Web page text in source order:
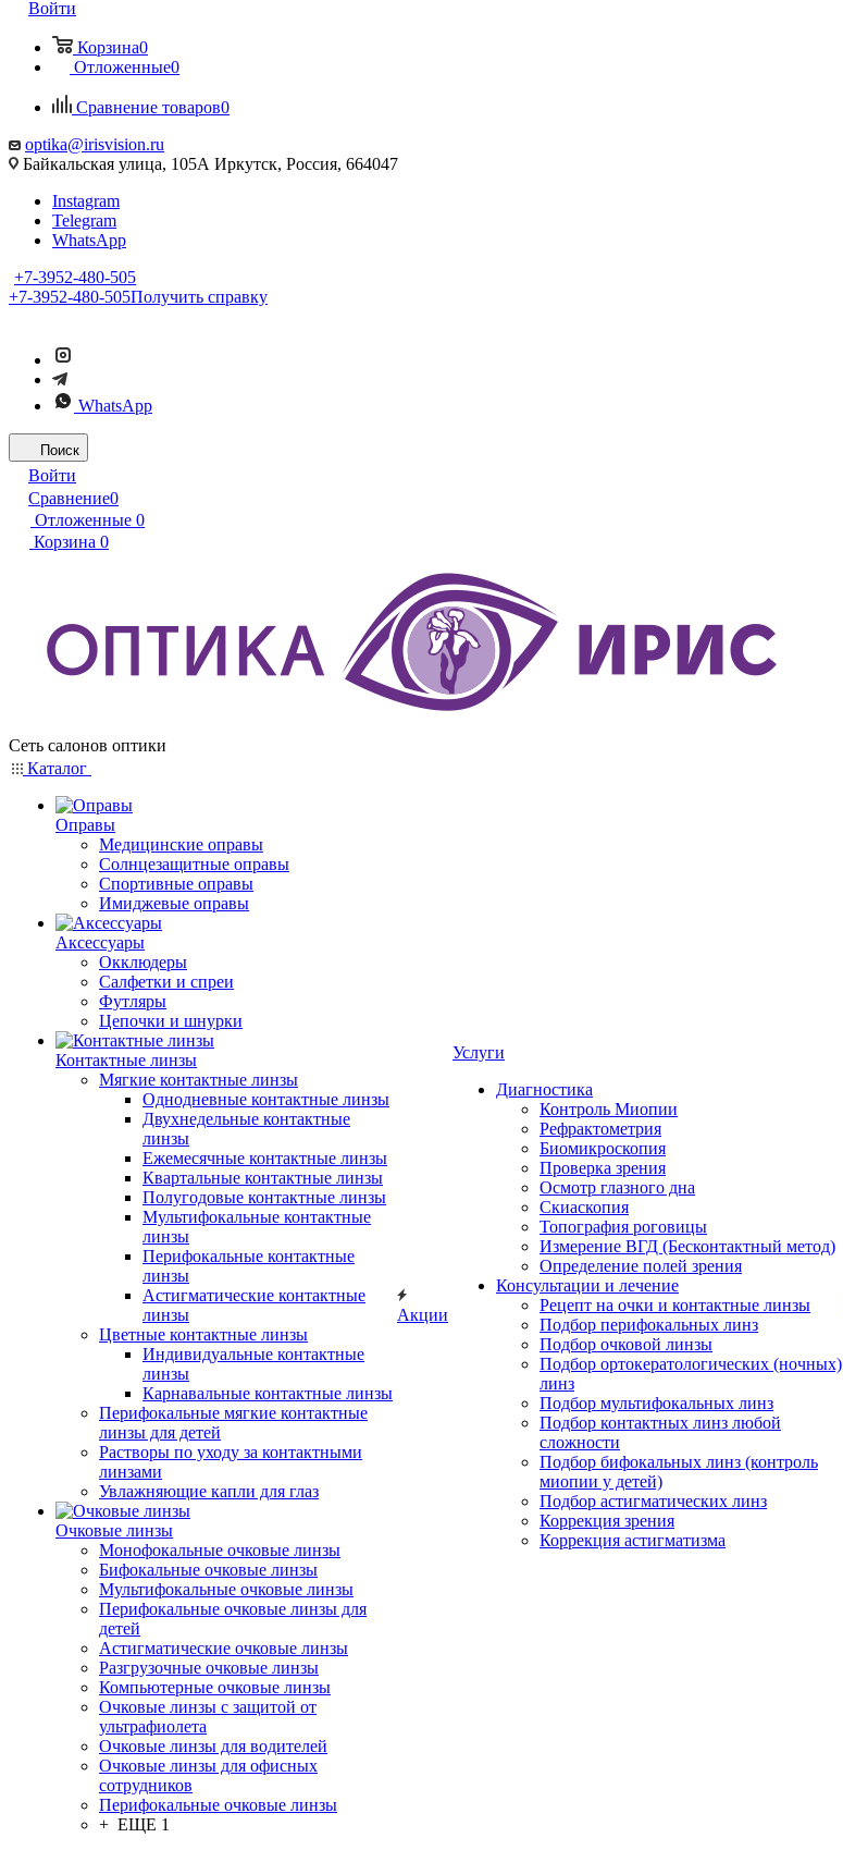
Войти
Корзина0
Отложенные0
Сравнение товаров0
optika@irisvision.ru
Байкальская улица, 105А Иркутск, Россия, 664047
Instagram
Telegram
WhatsApp
+7-3952-480-505
+7-3952-480-505Получить справку
WhatsApp
Поиск
Войти
Сравнение0
Отложенные 0
Корзина 0
Сеть салонов оптики
Каталог
Оправы
Медицинские оправы
Солнцезащитные оправы
Спортивные оправы
Имиджевые оправы
Аксессуары
Окклюдеры
Салфетки и спреи
Футляры
Цепочки и шнурки
Контактные линзы
Мягкие контактные линзы
Однодневные контактные линзы
Двухнедельные контактные
линзы
Ежемесячные контактные линзы
Квартальные контактные линзы
Полугодовые контактные линзы
Мультифокальные контактные
линзы
Перифокальные контактные
линзы
Астигматические контактные
линзы
Цветные контактные линзы
Индивидуальные контактные
линзы
Карнавальные контактные линзы
Перифокальные мягкие контактные
линзы для детей
Растворы по уходу за контактными
линзами
Увлажняющие капли для глаз
Очковые линзы
Монофокальные очковые линзы
Бифокальные очковые линзы
Мультифокальные очковые линзы
Перифокальные очковые линзы для
детей
Астигматические очковые линзы
Разгрузочные очковые линзы
Компьютерные очковые линзы
Очковые линзы с защитой от
ультрафиолета
Очковые линзы для водителей
Очковые линзы для офисных
сотрудников
Перифокальные очковые линзы
+ ЕЩЕ 1
Акции
Услуги
Диагностика
Контроль Миопии
Рефрактометрия
Биомикроскопия
Проверка зрения
Осмотр глазного дна
Скиаскопия
Топография роговицы
Измерение ВГД (Бесконтактный метод)
Определение полей зрения
Консультации и лечение
Рецепт на очки и контактные линзы
Подбор перифокальных линз
Подбор очковой линзы
Подбор ортокератологических (ночных)
линз
Подбор мультифокальных линз
Подбор контактных линз любой
сложности
Подбор бифокальных линз (контроль
миопии у детей)
Подбор астигматических линз
Коррекция зрения
Коррекция астигматизма